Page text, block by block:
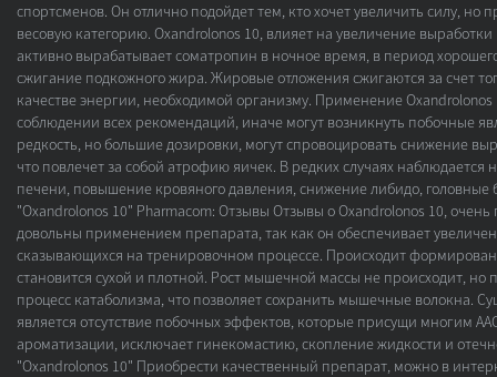
спортсменов. Он отлично подойдет тем, кто хочет увеличить силу, но
весовую категорию. Oxandrolonos 10, влияет на увеличение
активно вырабатывает соматропин в ночное время, в период
сжигание подкожного жира. Жировые отложения сжигаются за счет
качестве энергии, необходимой организму. Применение
соблюдении всех рекомендаций, иначе могут возникнуть побочные
редкость, но большие дозировки, могут спровоцировать снижение
что повлечет за собой атрофию яичек. В редких случаях наблюдается
печени, повышение кровяного давления, снижение либидо, головные
"Oxandrolonos 10" Pharmacom: Отзывы Отзывы о Oxandrolonos 10,
довольны применением препарата, так как он обеспечивает
сказывающихся на тренировочном процессе. Происходит
становится сухой и плотной. Рост мышечной массы не происходит, но
процесс катаболизма, что позволяет сохранить мышечные волокна.
является отсутствие побочных эффектов, которые присущи многим
ароматизации, исключает гинекомастию, скопление жидкости и
"Oxandrolonos 10" Приобрести качественный препарат, можно в